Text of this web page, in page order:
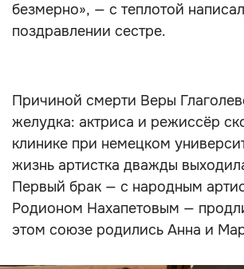
безмерно», — с теплотой
поздравлении сестре.
Причиной смерти Веры
желудка: актриса и режиссёр
клинике при немецком
жизнь артистка дважды
Первый брак — с народным
Родионом Нахапетовым —
этом союзе родились Анна и